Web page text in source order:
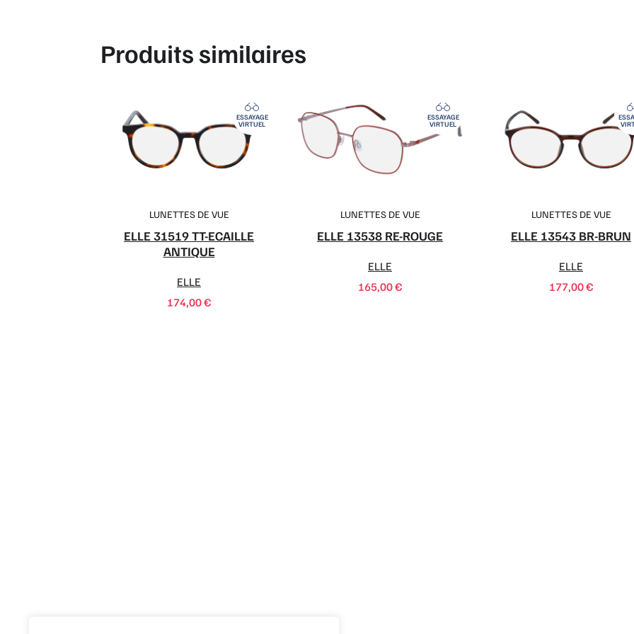
Produits similaires
LUNETTES DE VUE
ELLE 31519 TT-ECAILLE
ANTIQUE
ELLE
174,00€
ESSAYAGE
VIRTUEL
LUNETTES DE VUE
ELLE 13538 RE-ROUGE
ELLE
165,00€
ESSAYAGE
VIRTUEL
LUNETTES DE VUE
ELLE 13543 BR-BRUN
ELLE
177,00€